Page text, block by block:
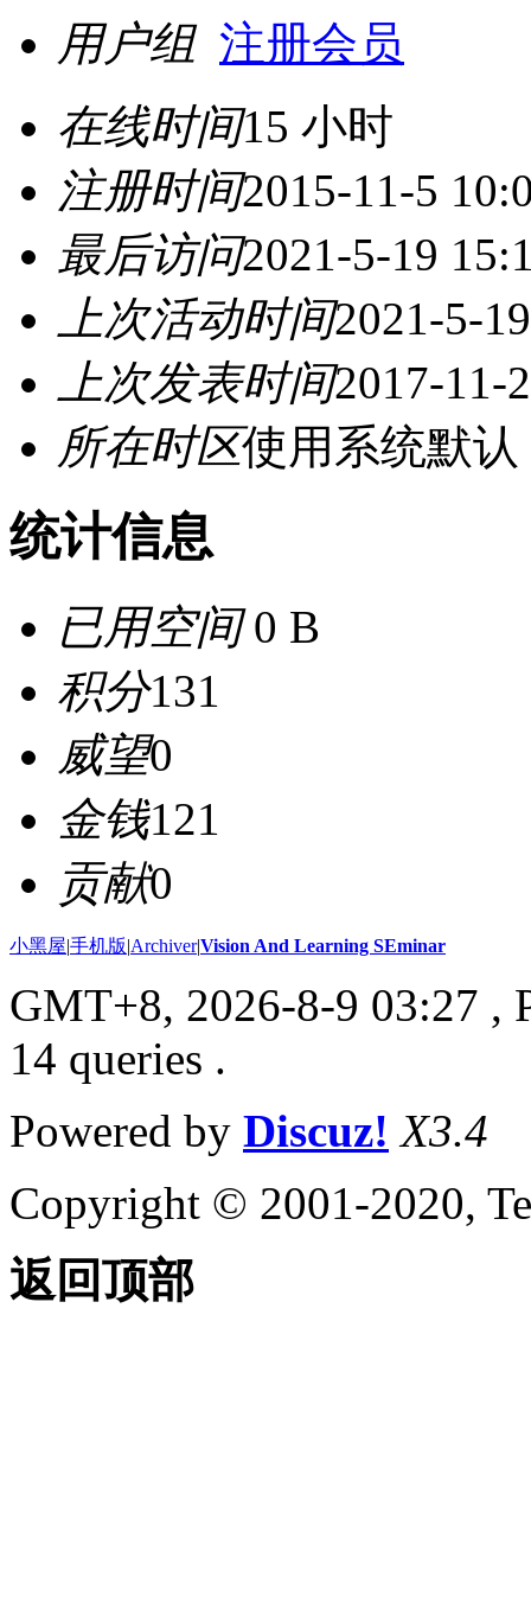
用户组 注册会员
在线时间15 小时
注册时间2015-11-5
最后访问2021-5-19
上次活动时间2021-5-
上次发表时间2017-11-
所在时区使用系统默认
统计信息
已用空间0 B
积分131
威望0
金钱121
贡献0
小黑屋|手机版|Archiver|Vision And Learning SEminar
GMT+8, 2026-8-9 03:27 ,
14 queries .
Powered by Discuz! X3.4
Copyright © 2001-2020,
返回顶部